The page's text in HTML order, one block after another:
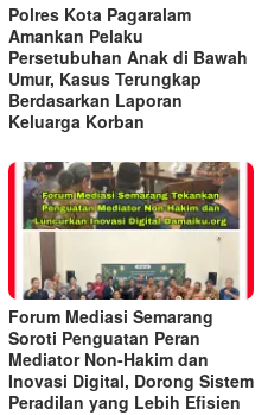
Polres Kota Pagaralam
Amankan Pelaku
Persetubuhan Anak di Bawah
Umur, Kasus Terungkap
Berdasarkan Laporan
Keluarga Korban
Forum Mediasi Semarang
Soroti Penguatan Peran
Mediator Non-Hakim dan
Inovasi Digital, Dorong Sistem
Peradilan yang Lebih Efisien